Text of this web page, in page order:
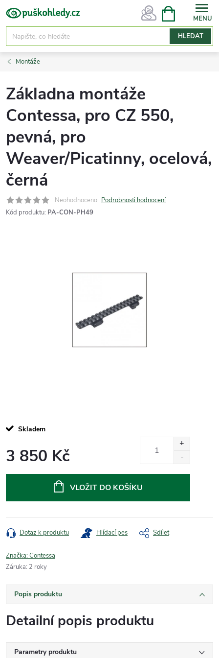
Přejít
na
obsah
HLEDAT
NÁKUPNÍ
Montáže
Základna montáže
Contessa, pro CZ 550,
pevná, pro
Weaver/Picatinny, ocelová,
černá
Neohodnoceno Podrobnosti hodnocení
Kód produktu: PA-CON-PH49
Skladem
3 850 Kč
VLOŽIT DO KOŠÍKU
Dotaz k produktu Hlídací pes Sdílet
Značka:Contessa
Záruka: 2 roky
Popis produktu
Detailní popis produktu
Parametry produktu